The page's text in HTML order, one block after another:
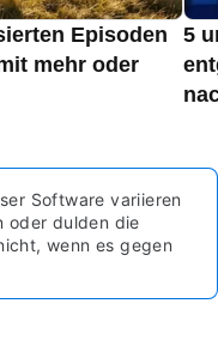
Episoden
mehr oder
5
Software variieren
oder dulden die
wenn es gegen